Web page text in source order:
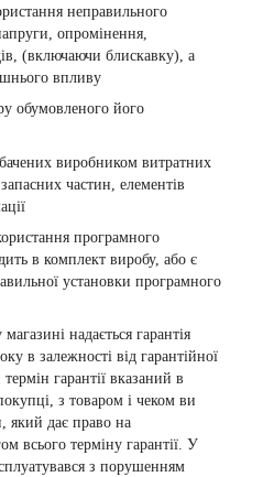
неправильного
опромінення,
(включаючи блискавку), а
впливу
обумовленого його
виробником витратних
запасних частин, елементів
програмного
в комплект виробу, або є
установки програмного
надається гарантія
в залежності від гарантійної
гарантії вказаний в
з товаром і чеком ви
який дає право на
всього терміну гарантії. У
з порушенням